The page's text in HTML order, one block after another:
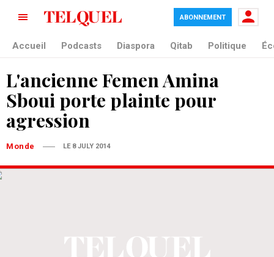
ABONNEMENT
Accueil Podcasts Diaspora Qitab Politique
L'ancienne Femen Amina
Sboui porte plainte pour
agression
Monde LE 8 JULY 2014